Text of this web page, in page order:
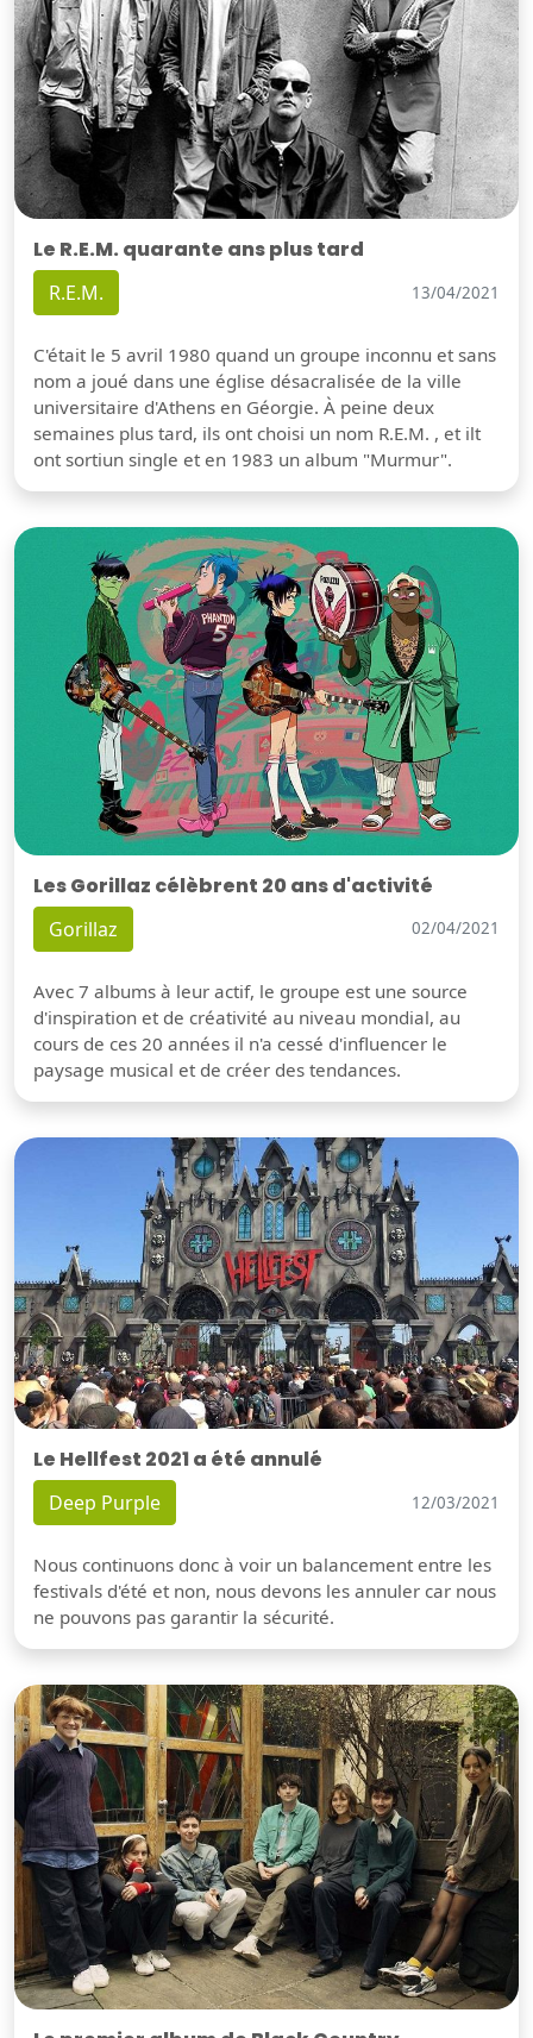
Le R.E.M. quarante ans plus tard
R.E.M. 13/04/2021
C'était le 5 avril 1980 quand un groupe inconnu et sans
nom a joué dans une église désacralisée de la ville
universitaire d'Athens en Géorgie. À peine deux
semaines plus tard, ils ont choisi un nom R.E.M. , et ilt
ont sortiun single et en 1983 un album "Murmur".
Les Gorillaz célèbrent 20 ans d'activité
Gorillaz 02/04/2021
Avec 7 albums à leur actif, le groupe est une source
d'inspiration et de créativité au niveau mondial, au
cours de ces 20 années il n'a cessé d'influencer le
paysage musical et de créer des tendances.
Le Hellfest 2021 a été annulé
Deep Purple 12/03/2021
Nous continuons donc à voir un balancement entre les
festivals d'été et non, nous devons les annuler car nous
ne pouvons pas garantir la sécurité.